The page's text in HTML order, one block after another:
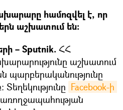
համոզվել է, որ
աշխատում են։
– Sputnik. ՀՀ
աշխատում
պարբերականությունը
Տեղեկությունը Facebook-ի